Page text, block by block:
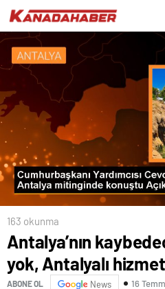
163 okunma
Antalya’nın
yok, Antalyalı
ABONE OL News 16